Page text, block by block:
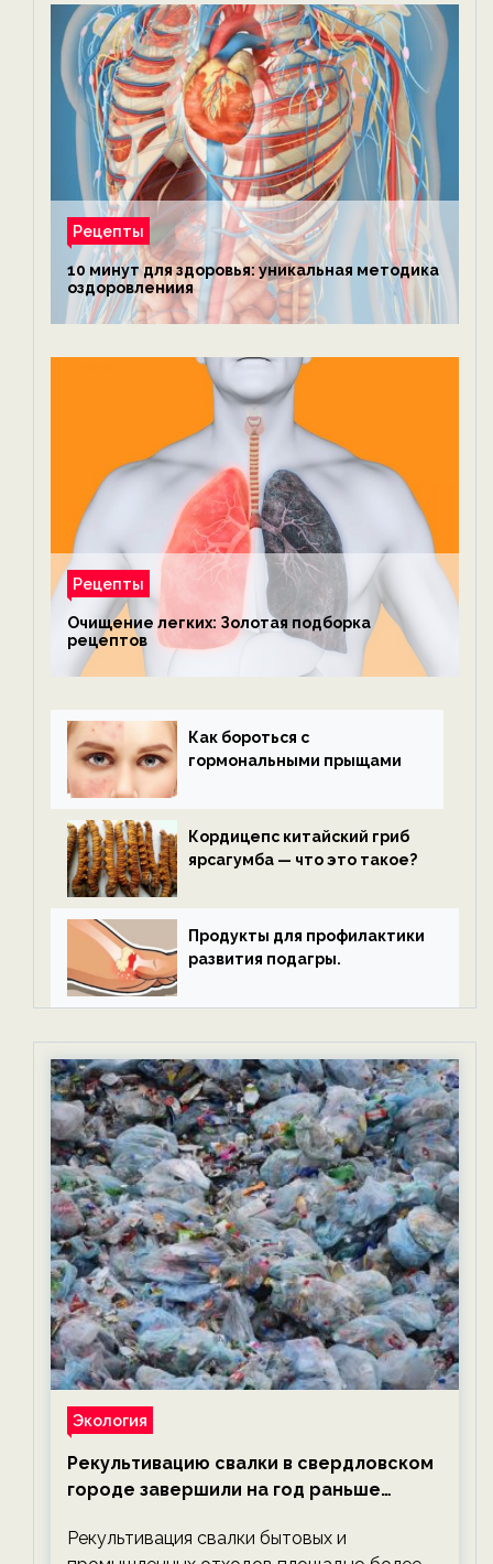
Рецепты
10 минут для здоровья: уникальная методика
оздоровлениия
Рецепты
Очищение легких: Золотая подборка
рецептов
Как бороться с
гормональными прыщами
Кордицепс китайский гриб
ярсагумба — что это такое?
Продукты для профилактики
развития подагры.
Экология
Рекультивацию свалки в свердловском
городе завершили на год раньше
экологии на ECOportal
Рекультивация свалки бытовых и